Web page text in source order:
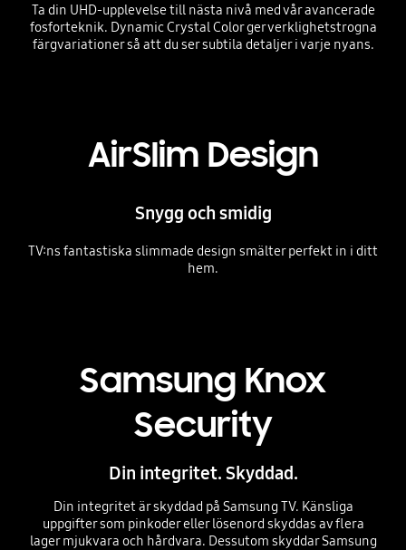
Ta din UHD-upplevelse till nästa nivå med vår avancerade
fosforteknik. Dynamic Crystal Color ger verklighetstrogna
färgvariationer så att du ser subtila detaljer i varje nyans.
AirSlim Design
Snygg och smidig
TV:ns fantastiska slimmade design smälter perfekt in i ditt
hem.
Samsung Knox
Security
Din integritet. Skyddad.
Din integritet är skyddad på Samsung TV. Känsliga
uppgifter som pinkoder eller lösenord skyddas av flera
lager mjukvara och hårdvara. Dessutom skyddar Samsung